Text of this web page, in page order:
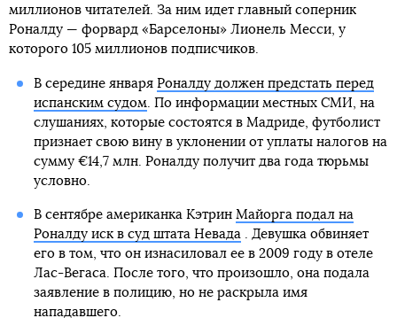
миллионов читателей. За ним идет главный соперник
Роналду — форвард «Барселоны» Лионель Месси, у
которого 105 миллионов подписчиков.
В середине января Роналду должен предстать перед
испанским судом . По информации местных СМИ, на
слушаниях, которые состоятся в Мадриде, футболист
признает свою вину в уклонении от уплаты налогов на
сумму €14,7 млн. Роналду получит два года тюрьмы
условно.
В сентябре американка Кэтрин Майорга подал на
Роналду иск в суд штата Невада . Девушка обвиняет
его в том, что он изнасиловал ее в 2009 году в отеле
Лас-Вегаса. После того, что произошло, она подала
заявление в полицию, но не раскрыла имя
нападавшего.